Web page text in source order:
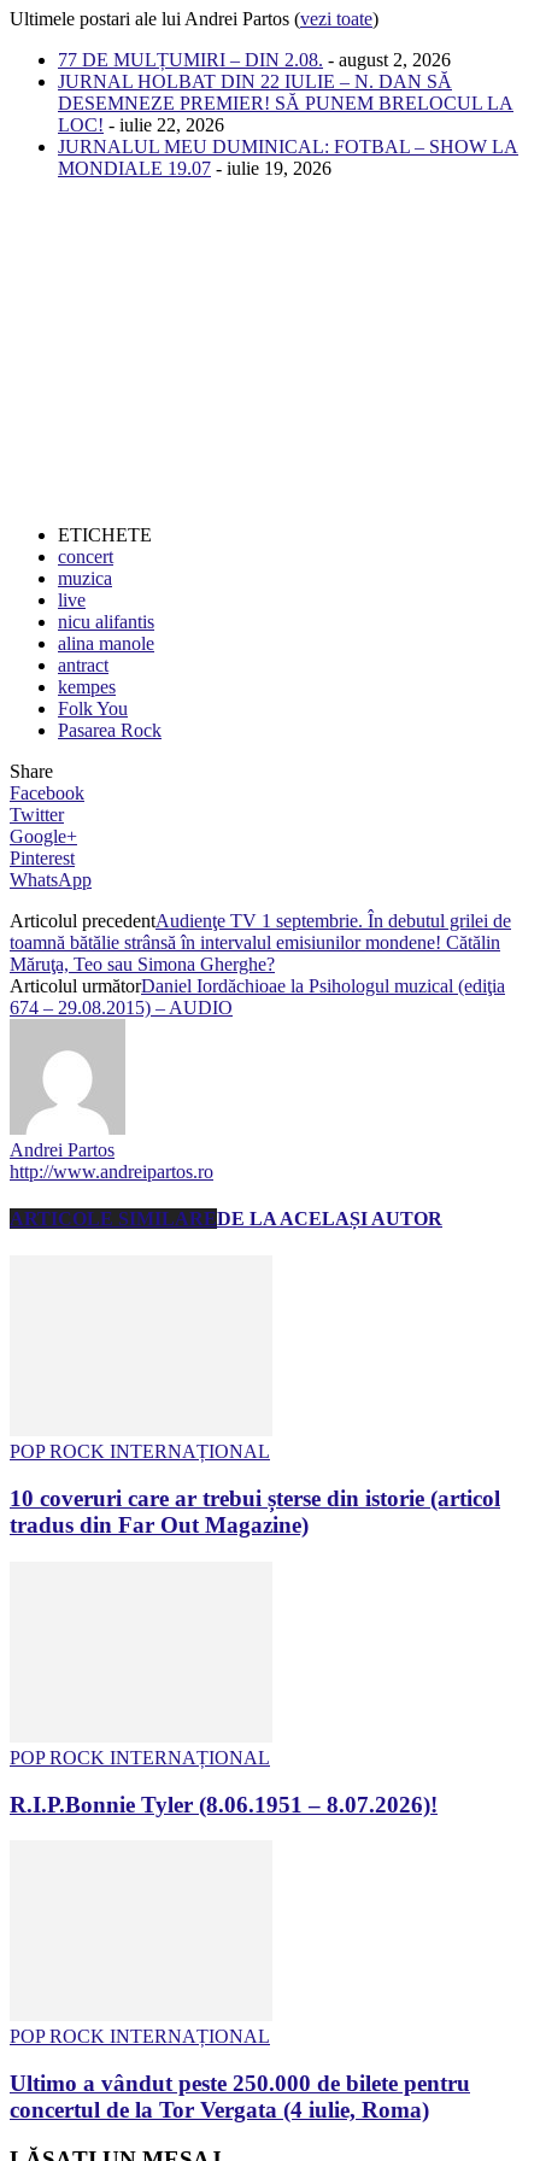
Ultimele postari ale lui Andrei Partos (vezi toate)
77 DE MULȚUMIRI – DIN 2.08. - august 2, 2026
JURNAL HOLBAT DIN 22 IULIE – N. DAN SĂ
DESEMNEZE PREMIER! SĂ PUNEM BRELOCUL LA
LOC! - iulie 22, 2026
JURNALUL MEU DUMINICAL: FOTBAL – SHOW LA
MONDIALE 19.07 - iulie 19, 2026
ETICHETE
concert
muzica
live
nicu alifantis
alina manole
antract
kempes
Folk You
Pasarea Rock
Share
Facebook
Twitter
Google+
Pinterest
WhatsApp
Articolul precedentAudienţe TV 1 septembrie. În debutul grilei de
toamnă bătălie strânsă în intervalul emisiunilor mondene! Cătălin
Măruţa, Teo sau Simona Gherghe?
Articolul următorDaniel Iordăchioae la Psihologul muzical (ediţia
674 – 29.08.2015) – AUDIO
Andrei Partos
http://www.andreipartos.ro
ARTICOLE SIMILAREDE LA ACELAȘI AUTOR
POP ROCK INTERNAȚIONAL
10 coveruri care ar trebui șterse din istorie (articol
tradus din Far Out Magazine)
POP ROCK INTERNAȚIONAL
R.I.P.Bonnie Tyler (8.06.1951 – 8.07.2026)!
POP ROCK INTERNAȚIONAL
Ultimo a vândut peste 250.000 de bilete pentru
concertul de la Tor Vergata (4 iulie, Roma)